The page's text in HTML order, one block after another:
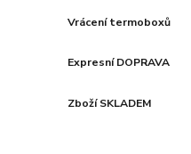
Vrácení termoboxů
Expresní DOPRAVA
Zboží SKLADEM